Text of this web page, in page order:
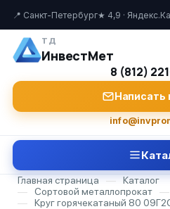
📍 Санкт-Петербург★ 4,9 ·
ТД
ИнвестМет
8 (812)
Написать
Главная страница —
Каталог
—
Сортовой металлопрокат —
—
Круг горячекатаный 80